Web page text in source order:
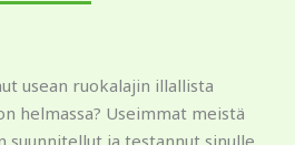
usean ruokalajin illallista
helmassa? Useimmat meistä
suunnitellut ja testannut sinulle